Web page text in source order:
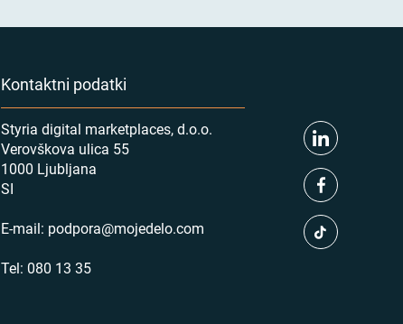
Kontaktni podatki
Styria digital marketplaces, d.o.o.
Verovškova ulica 55
1000 Ljubljana
SI
E-mail: podpora@mojedelo.com
Tel: 080 13 35